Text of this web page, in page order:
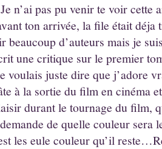
n’ai pas pu venir te voir cette
ton arrivée, la file était déja
beaucoup d’auteurs mais je
une critique sur le premier
voulais juste dire que j’adore
à la sortie du film en cinéma
durant le tournage du film,
de quelle couleur sera
les eule couleur qu’il